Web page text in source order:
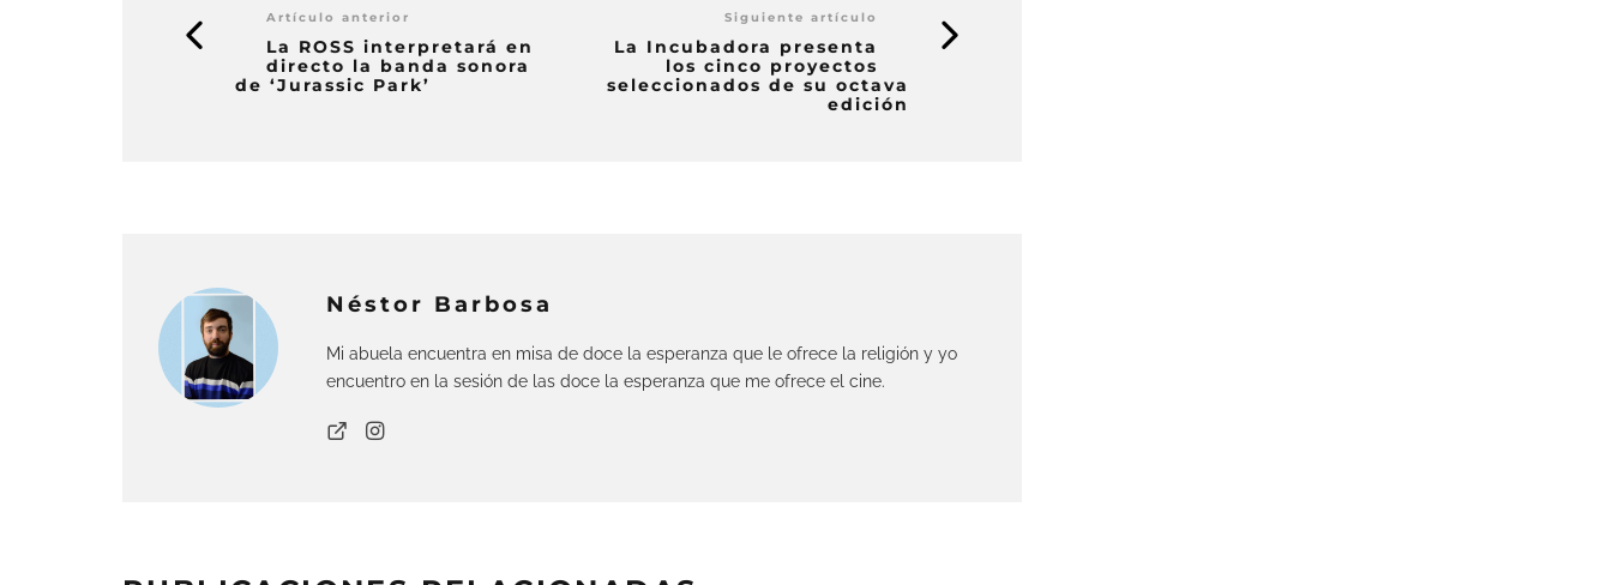
Artículo anterior
La ROSS interpretará en
directo la banda sonora
de ‘Jurassic Park’
Siguiente artículo
La Incubadora presenta
los cinco proyectos
seleccionados de su octava
edición
Néstor Barbosa
Mi abuela encuentra en misa de doce la esperanza que le ofrece la religión y yo
encuentro en la sesión de las doce la esperanza que me ofrece el cine.